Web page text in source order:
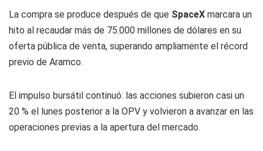
La compra se produce después de que SpaceX marcara un
hito al recaudar más de 75.000 millones de dólares en su
oferta pública de venta, superando ampliamente el récord
previo de Aramco.
El impulso bursátil continuó: las acciones subieron casi un
20 % el lunes posterior a la OPV y volvieron a avanzar en las
operaciones previas a la apertura del mercado.